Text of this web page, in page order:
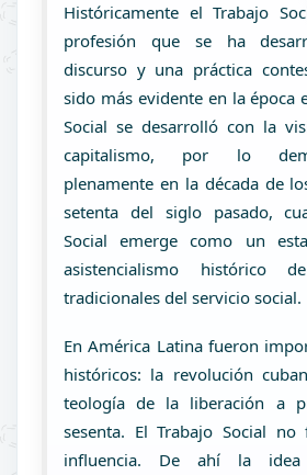
Históricamente el Trabajo
profesión que se ha
discurso y una práctica
sido más evidente en la época
Social se desarrolló con la
capitalismo, por lo
plenamente en la década de
setenta del siglo pasado,
Social emerge como un
asistencialismo histórico
tradicionales del servicio social.
En América Latina fueron
históricos: la revolución
teología de la liberación a
sesenta. El Trabajo Social
influencia. De ahí la